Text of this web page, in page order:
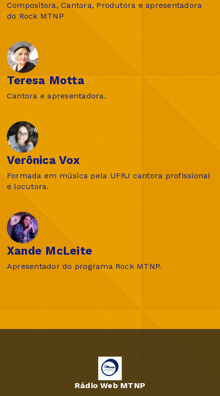
Compositora, Cantora, Produtora e apresentadora
do Rock MTNP
Teresa Motta
Cantora e apresentadora.
Verônica Vox
Formada em música pela UFRJ cantora profissional
e locutora.
Xande McLeite
Apresentador do programa Rock MTNP.
Rádio Web MTNP